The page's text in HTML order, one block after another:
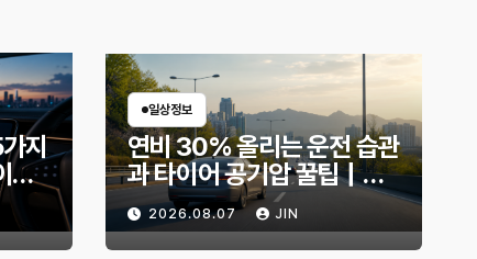
지
트
확
일상정보
연비 30% 올리는 운전 습관
과 타이어 공기압 꿀팁｜주
유비가 달라지는 핵심은?
2026.08.07 JIN